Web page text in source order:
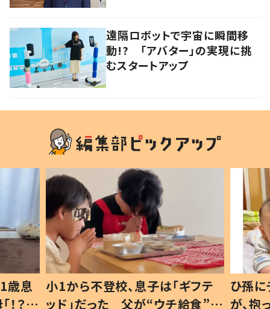
遠隔ロボットで宇宙に瞬間移
動!? 「アバター」の実現に挑
むスタートアップ
フテ
食”を
ひ孫にデレデレな80歳じいじ
が、抱っこすると…ひ孫の反応に